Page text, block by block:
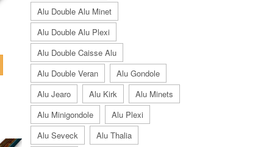
Alu Double Alu Minet
Alu Double Alu Plexi
Alu Double Caisse Alu
Alu Double Veran
Alu Gondole
Alu Jearo
Alu Kirk
Alu Minets
Alu Minigondole
Alu Plexi
Alu Seveck
Alu Thalia